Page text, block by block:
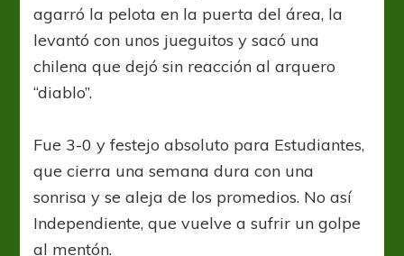
agarró la pelota en la puerta del área, la
levantó con unos jueguitos y sacó una
chilena que dejó sin reacción al arquero
“diablo”.
Fue 3-0 y festejo absoluto para Estudiantes,
que cierra una semana dura con una
sonrisa y se aleja de los promedios. No así
Independiente, que vuelve a sufrir un golpe
al mentón.